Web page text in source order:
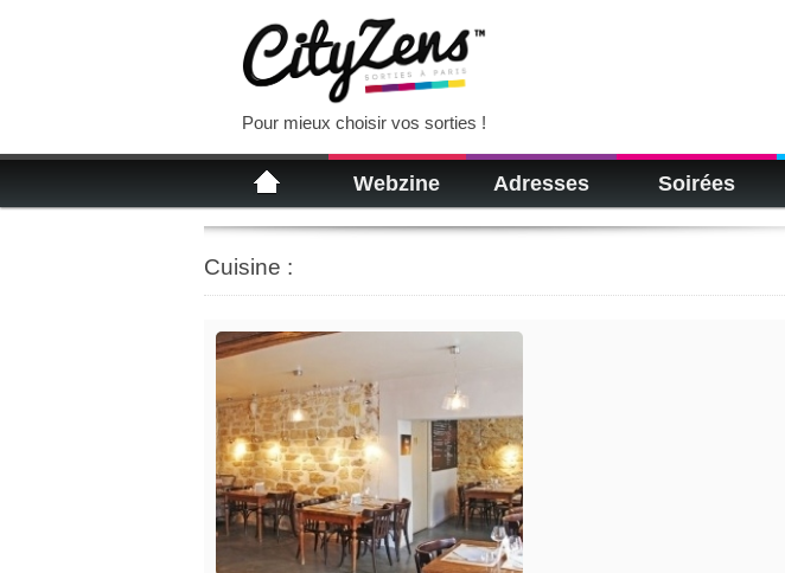
Pour mieux choisir vos sorties !
Webzine Adresses Soirées
Cuisine :